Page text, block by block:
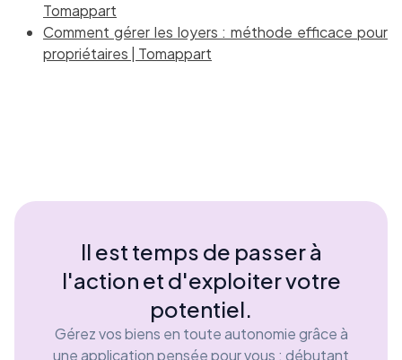
Tomappart
Comment gérer les loyers : méthode efficace pour
propriétaires | Tomappart
Il est temps de passer à
l'action et d'exploiter votre
potentiel.
Gérez vos biens en toute autonomie grâce à
une application pensée pour vous : débutant